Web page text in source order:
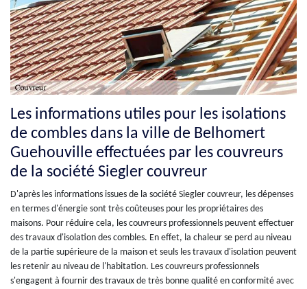
Les informations utiles pour les isolations
de combles dans la ville de Belhomert
Guehouville effectuées par les couvreurs
de la société Siegler couvreur
D'après les informations issues de la société Siegler couvreur, les dépenses
en termes d'énergie sont très coûteuses pour les propriétaires des
maisons. Pour réduire cela, les couvreurs professionnels peuvent effectuer
des travaux d'isolation des combles. En effet, la chaleur se perd au niveau
de la partie supérieure de la maison et seuls les travaux d'isolation peuvent
les retenir au niveau de l'habitation. Les couvreurs professionnels
s'engagent à fournir des travaux de très bonne qualité en conformité avec